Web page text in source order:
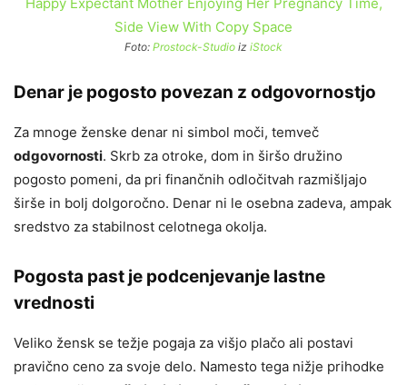
Foto: Prostock-Studio iz iStock
Denar je pogosto povezan z odgovornostjo
Za mnoge ženske denar ni simbol moči, temveč
odgovornosti. Skrb za otroke, dom in širšo družino
pogosto pomeni, da pri finančnih odločitvah razmišljajo
širše in bolj dolgoročno. Denar ni le osebna zadeva, ampak
sredstvo za stabilnost celotnega okolja.
Pogosta past je podcenjevanje lastne
vrednosti
Veliko žensk se težje pogaja za višjo plačo ali postavi
pravično ceno za svoje delo. Namesto tega nižje prihodke